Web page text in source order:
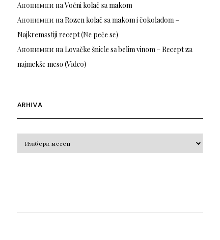
Анонимни наVoćni kolač sa makom
Анонимни наRozen kolač sa makom i čokoladom –
Najkremastiji recept (Ne peče se)
Анонимни наLovačke šnicle sa belim vinom – Recept za
najmekše meso (Video)
ARHIVA